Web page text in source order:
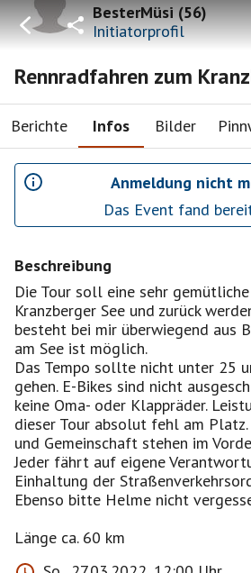
BesterMüsi(56)
Initiatorprofil
Rennradfahren zum
Berichte Infos Bilder
Anmeldung nicht
Das Event fand
Beschreibung
Die Tour soll eine sehr
Kranzberger See und zurück
besteht bei mir überwiegend aus
am See ist möglich.
Das Tempo sollte nicht unter 25
gehen. E-Bikes sind nicht
keine Oma- oder Klappräder.
dieser Tour absolut fehl am
und Gemeinschaft stehen im
Jeder fährt auf eigene
Einhaltung der
Ebenso bitte Helme nicht
Länge ca. 60 km